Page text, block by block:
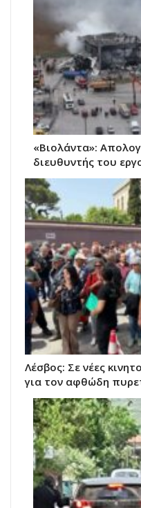
«Βιολάντα»:
διευθυντής του
Λέσβος: Σε νέες
για τον αφθώδη